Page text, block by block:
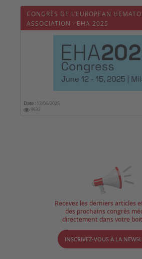
CONGRÈS DE L'EUROPEAN
ASSOCIATION - EHA 2025
Date : 12/06/2025
9632
Recevez les derniers articles
des prochains congrès
directement dans votre
INSCRIVEZ-VOUS À LA